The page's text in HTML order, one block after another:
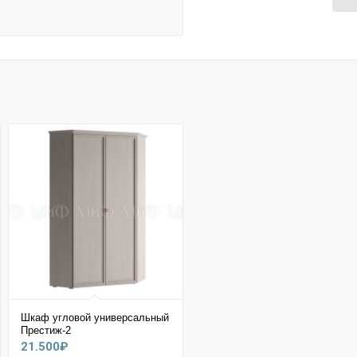
Шкаф угловой универсальный
Престиж-2
21.500₽